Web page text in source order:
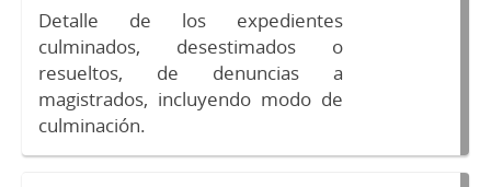
Detalle de los expedientes
culminados, desestimados o
resueltos, de denuncias a
magistrados, incluyendo modo de
culminación.